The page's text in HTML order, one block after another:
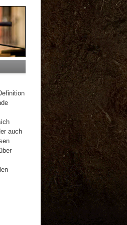
auch